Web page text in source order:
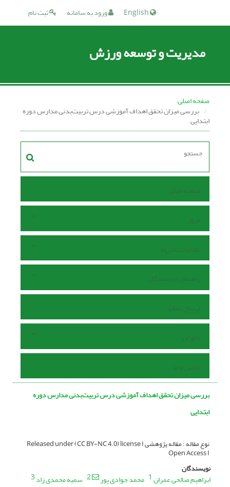
ثبت نام ورود به سامانه
مدیریت و توسعه ورزش
صفحه اصلی
بررسی میزان تحقق اهداف آموزشی درس تربیت‌بدنی مدارس دوره
ابتدایی
صفحه اصلی
مرور
اطلاعات نشریه
راهنمای نویسندگان
ارسال مقاله
داوران
تماس با ما
بررسی میزان تحقق اهداف آموزشی درس تربیت‌بدنی مدارس دوره
ابتدایی
نوع مقاله : مقاله پژوهشی Released under (CC BY-NC 4.0) license I
Open Access I
نویسندگان
ابراهیم صالحی عمران1 محمد جوادی پور 2 سمیه محمدی زاد3